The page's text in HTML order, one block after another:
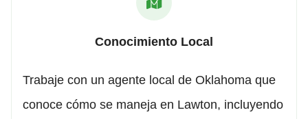
Conocimiento Local
Trabaje con un agente local de Oklahoma que
conoce cómo se maneja en Lawton, incluyendo